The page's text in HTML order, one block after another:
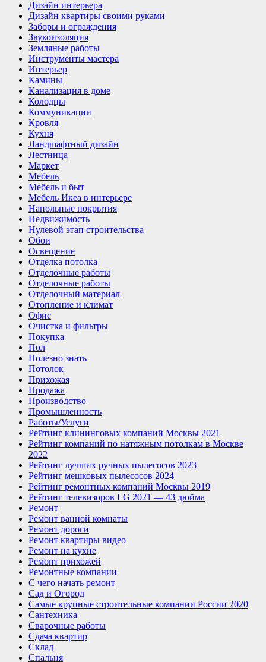
Дизайн интерьера
Дизайн квартиры своими руками
Заборы и ограждения
Звукоизоляция
Земляные работы
Инструменты мастера
Интерьер
Камины
Канализация в доме
Колодцы
Коммуникации
Кровля
Кухня
Ландшафтный дизайн
Лестница
Маркет
Мебель
Мебель и быт
Мебель Икеа в интерьере
Напольные покрытия
Недвижимость
Нулевой этап строительства
Обои
Освещение
Отделка потолка
Отделочные работы
Отделочные работы
Отделочный материал
Отопление и климат
Офис
Очистка и фильтры
Покупка
Пол
Полезно знать
Потолок
Прихожая
Продажа
Производство
Промышленность
Работы/Услуги
Рейтинг клининговых компаний Москвы 2021
Рейтинг компаний по натяжным потолкам в Москве
2022
Рейтинг лучших ручных пылесосов 2023
Рейтинг мешковых пылесосов 2024
Рейтинг ремонтных компаний Москвы 2019
Рейтинг телевизоров LG 2021 — 43 дюйма
Ремонт
Ремонт ванной комнаты
Ремонт дороги
Ремонт квартиры видео
Ремонт на кухне
Ремонт прихожей
Ремонтные компании
С чего начать ремонт
Сад и Огород
Самые крупные строительные компании России 2020
Сантехника
Сварочные работы
Сдача квартир
Склад
Спальня